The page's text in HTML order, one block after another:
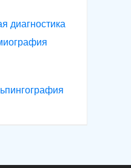
диагностика